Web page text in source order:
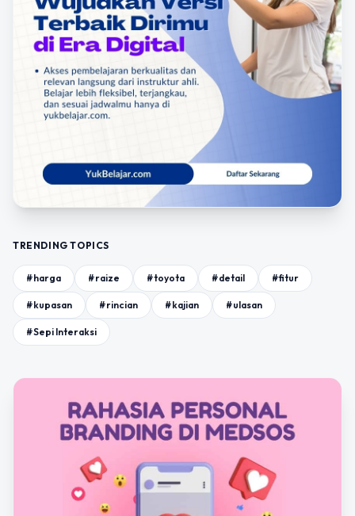
TRENDING TOPICS
#harga #raize #toyota #detail #fitur
#kupasan #rincian #kajian #ulasan
#Sepi Interaksi